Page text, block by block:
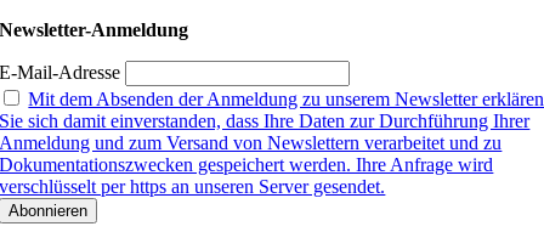
Newsletter-Anmeldung
E-Mail-Adresse
Mit dem Absenden der Anmeldung zu unserem Newsletter erklären
Sie sich damit einverstanden, dass Ihre Daten zur Durchführung Ihrer
Anmeldung und zum Versand von Newslettern verarbeitet und zu
Dokumentationszwecken gespeichert werden. Ihre Anfrage wird
verschlüsselt per https an unseren Server gesendet.